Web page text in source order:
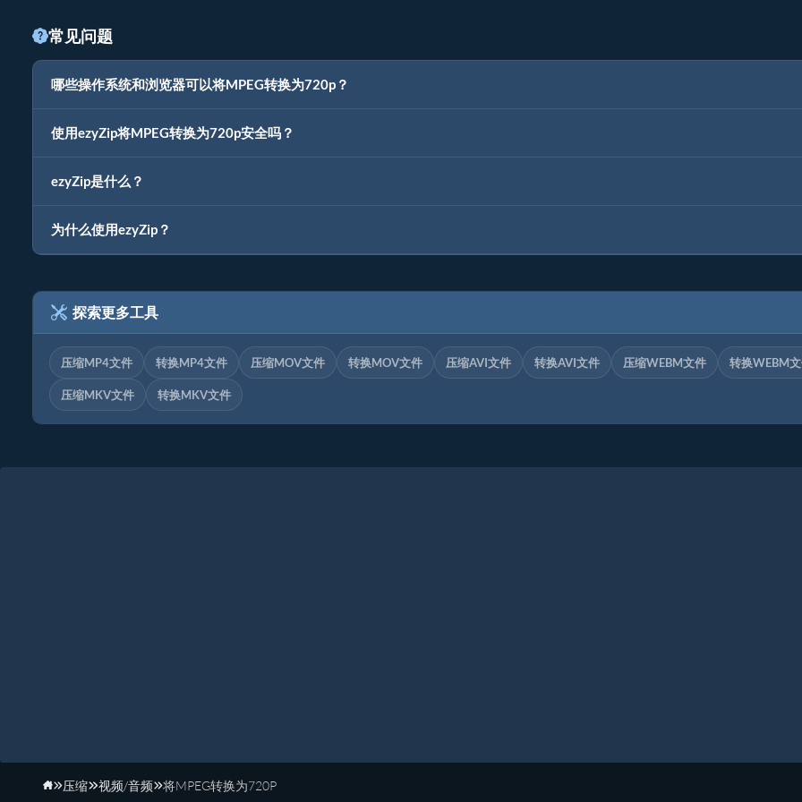
常见问题
哪些操作系统和浏览器可以将MPEG转换为720p？
使用ezyZip将MPEG转换为720p安全吗？
ezyZip是什么？
为什么使用ezyZip？
探索更多工具
压缩MP4文件 转换MP4文件 压缩MOV文件 转换MOV文件 压缩AVI文件 转换AVI文件 压缩WEBM文件 转换WEBM
压缩MKV文件 转换MKV文件
主页
压缩 视频/音频 将MPEG转换为720P